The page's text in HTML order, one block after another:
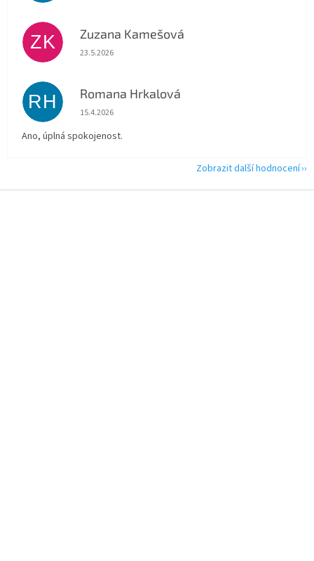
ZK Zuzana Kamešová
Hodnocení obchodu je 5 z 5 hvězdiček.
23.5.2026
RH Romana Hrkalová
Hodnocení obchodu je 5 z 5 hvězdiček.
15.4.2026
Ano, úplná spokojenost.
Zobrazit další hodnocení